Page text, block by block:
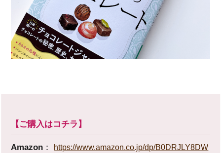
【ご購入はコチラ】
Amazon ： https://www.amazon.co.jp/dp/B0DRJLY8DW